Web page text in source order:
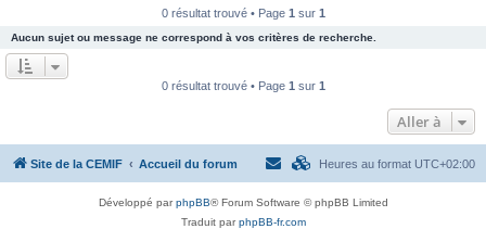
e
r
0 résultat trouvé • Page 1 sur 1
Aucun sujet ou message ne correspond à vos critères de recherche.
0 résultat trouvé • Page 1 sur 1
Aller à
Site de la CEMIF Accueil du forum Heures au format UTC+02:00
Développé parphpBB® Forum Software © phpBB Limited
Traduit parphpBB-fr.com